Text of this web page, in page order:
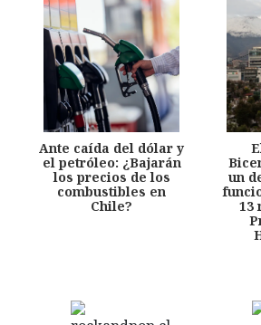
Ante caída del dólar y
el petróleo: ¿Bajarán
los precios de los
combustibles en
Chile?
un
13